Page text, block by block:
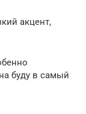
акцент,
буду в самый